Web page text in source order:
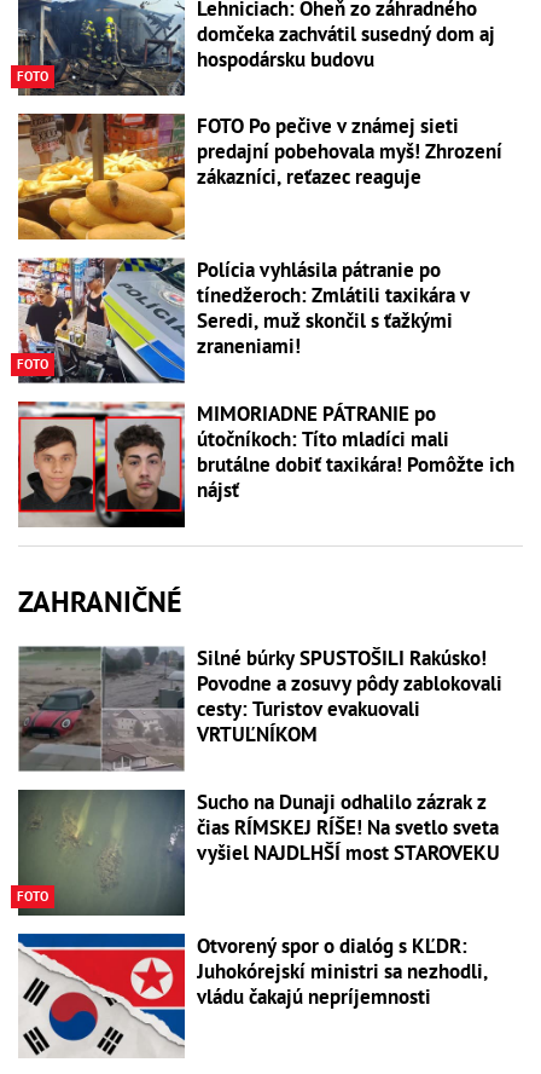
FOTO
Lehniciach: Oheň zo záhradného
domčeka zachvátil susedný dom aj
hospodársku budovu
FOTO Po pečive v známej sieti
predajní pobehovala myš! Zhrození
zákazníci, reťazec reaguje
FOTO
Polícia vyhlásila pátranie po
tínedžeroch: Zmlátili taxikára v
Seredi, muž skončil s ťažkými
zraneniami!
MIMORIADNE PÁTRANIE po
útočníkoch: Títo mladíci mali
brutálne dobiť taxikára! Pomôžte ich
nájsť
ZAHRANIČNÉ
Silné búrky SPUSTOŠILI Rakúsko!
Povodne a zosuvy pôdy zablokovali
cesty: Turistov evakuovali
VRTUĽNÍKOM
FOTO
Sucho na Dunaji odhalilo zázrak z
čias RÍMSKEJ RÍŠE! Na svetlo sveta
vyšiel NAJDLHŠÍ most STAROVEKU
Otvorený spor o dialóg s KĽDR:
Juhokórejskí ministri sa nezhodli,
vládu čakajú nepríjemnosti